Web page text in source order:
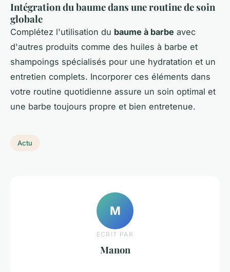
Intégration du baume dans une routine de soin
globale
Complétez l'utilisation du baume à barbe avec
d'autres produits comme des huiles à barbe et
shampoings spécialisés pour une hydratation et un
entretien complets. Incorporer ces éléments dans
votre routine quotidienne assure un soin optimal et
une barbe toujours propre et bien entretenue.
Actu
M
ECRIT PAR
Manon